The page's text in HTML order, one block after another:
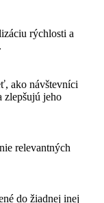
rýchlosti a
ako návštevníci
zlepšujú jeho
relevantných
do žiadnej inej